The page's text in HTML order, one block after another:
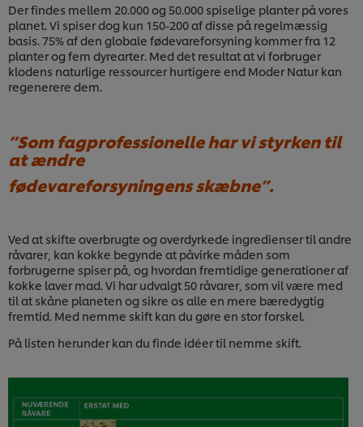
Der findes mellem 20.000 og 50.000 spiselige planter på vores
planet. Vi spiser dog kun 150-200 af disse på regelmæssig
basis. 75% af den globale fødevareforsyning kommer fra 12
planter og fem dyrearter. Med det resultat at vi forbruger
klodens naturlige ressourcer hurtigere end Moder Natur kan
regenerere dem.
”Som fagprofessionelle har vi styrken til
at ændre
fødevareforsyningens skæbne”.
Ved at skifte overbrugte og overdyrkede ingredienser til andre
råvarer, kan kokke begynde at påvirke måden som
forbrugerne spiser på, og hvordan fremtidige generationer af
kokke laver mad. Vi har udvalgt 50 råvarer, som vil være med
til at skåne planeten og sikre os alle en mere bæredygtig
fremtid. Med nemme skift kan du gøre en stor forskel.
På listen herunder kan du finde idéer til nemme skift.